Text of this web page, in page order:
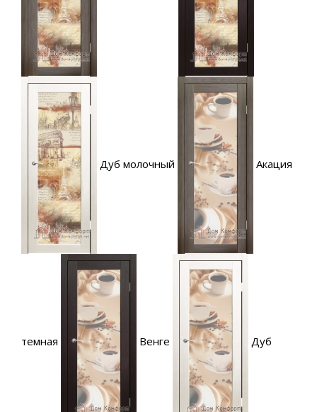
Дуб молочный Акация
темная Венге Дуб